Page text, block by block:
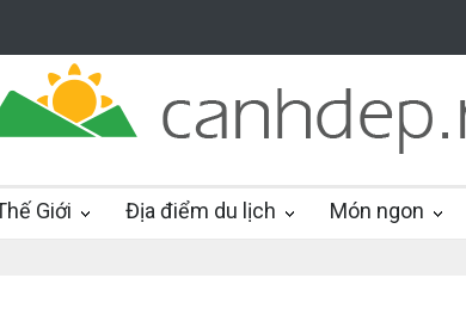
Giới Địa điểm du lịch Món ngon